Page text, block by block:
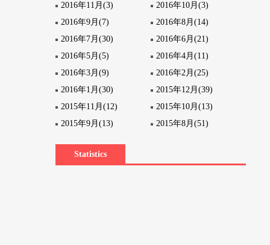
2016年11月(3)
2016年10月(3)
2016年9月(7)
2016年8月(14)
2016年7月(30)
2016年6月(21)
2016年5月(5)
2016年4月(11)
2016年3月(9)
2016年2月(25)
2016年1月(30)
2015年12月(39)
2015年11月(12)
2015年10月(13)
2015年9月(13)
2015年8月(51)
Statistics